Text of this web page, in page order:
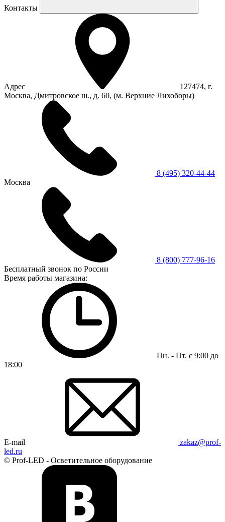
Контакты
Адрес
127474, г.
Москва, Дмитровское ш., д. 60, (м. Верхние Лихоборы)
8 (495) 320-44-44
Москва
8 (800) 777-96-16
Бесплатный звонок по России
Время работы магазина:
Пн. - Пт. с 9:00 до
18:00
E-mail
zakaz@prof-
led.ru
© Prof-LED - Осветительное оборудование